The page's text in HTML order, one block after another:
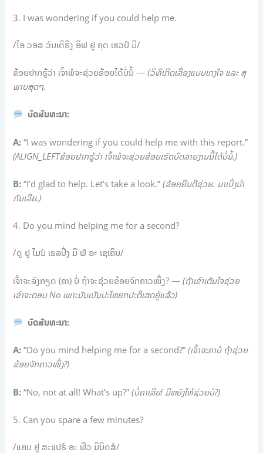
3. I was wondering if you could help me.
/ໄອ ວອສ ວັນເດິຣິງ ອິຟ ຢູ ຄຸດ ເຮວປ໌ ມີ/
ຂ້ອຍຢາກຮູ້ວ່າ ເຈົ້າພໍຈະຊ່ວຍຂ້ອຍໄດ້ບໍ່ນໍ້ —(ວິທີເກີດເລື່ອງແບບເກງໃຈ ແລະ ສຸ
ພາບສຸດໆ.
ບົດສົນທະນາ:
A: “I was wondering if you could help me with this report.”
(ALIGN_LEFTຂ້ອຍຢາກຮູ້ວ່າ ເຈົ້າພໍຈະຊ່ວຍຂ້ອຍເຮັດບົດລາຍງານນີ້ໄດ້ບໍ່ນໍ້.)
B: “I’d glad to help. Let’s take a look.”(ຂ້ອຍຍິນດີຊ່ວຍ. ມາເບິ່ງນຳ
ກັນເລີຍ.)
4. Do you mind helping me for a second?
/ດູ ຢູ ໄມນ໌ ເຮລປິ່ງ ມີ ຟໍ ອະ ເຊເຄິນ/
ເຈົ້າຈະລັງກຽດ (ຄາ) ບໍ່ ຖ້າຈະຊ່ວຍຂ້ອຍຈັກຄາວໜຶ່ງ? —(ຖ້າເຂົາເຕັມໃຈຊ່ວຍ
ເຂົາຈະຕອບ No ເພາະມັນເປັນປະໂຫຍກປະຕິເສດຢູ່ແລ້ວ)
ບົດສົນທະນາ:
A: “Do you mind helping me for a second?”(ເຈົ້າຈະຄາບໍ ຖ້າຊ່ວຍ
ຂ້ອຍຈັກຄາວໜຶ່ງ?)
B: “No, not at all! What’s up?”(ບໍ່ຄາເລີຍ! ມີຫຍັງໃຫ້ຊ່ວຍບໍ?)
5. Can you spare a few minutes?
/ແຄນ ຢູ ສະແປຣ໌ ອະ ຟິວ ມິນິດສ໌/